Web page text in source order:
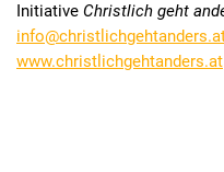
Initiative Christlich geht
www.christlichgehtanders.at